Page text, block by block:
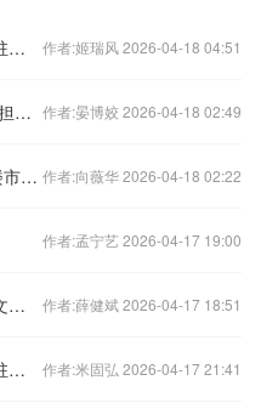
英国就南海问题发表错误言论，我驻英使馆：提出严正交涉 作者:姬瑞风 2026-04-18 04:51
研制运-20的央企高层调整，“80后”担任总经理 作者:晏博姣 2026-04-18 02:49
“北上广深”二手房交易回暖，年底楼市怎样看？ 作者:向薇华 2026-04-18 02:22
作者:孟宁艺 2026-04-17 19:00
全国法院裁判文书库将上线，裁判文书公开何去何从？ 作者:薛健斌 2026-04-17 18:51
英国就南海问题发表错误言论，我驻英使馆：提出严正交涉 作者:米固弘 2026-04-17 21:41